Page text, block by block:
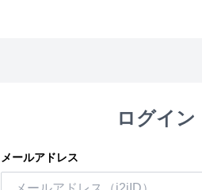
ログイン
メールアドレス